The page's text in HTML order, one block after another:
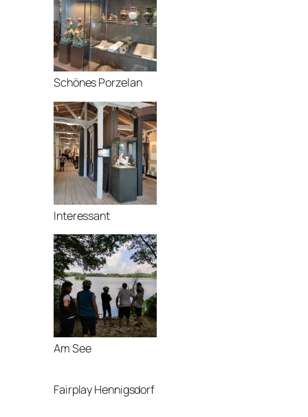
Schönes Porzelan
Interessant
Am See
Fairplay Hennigsdorf